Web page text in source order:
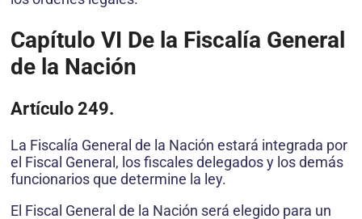
Capítulo VI De la Fiscalía General
de la Nación
Artículo 249.
La Fiscalía General de la Nación estará integrada por
el Fiscal General, los fiscales delegados y los demás
funcionarios que determine la ley.
El Fiscal General de la Nación será elegido para un